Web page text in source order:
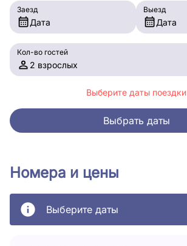
Номера и цены
Выберите даты
Заезд
Дата
Выезд
Дата
Кол-во гостей
2 взрослых
Выберите даты поездки
Выбрать даты